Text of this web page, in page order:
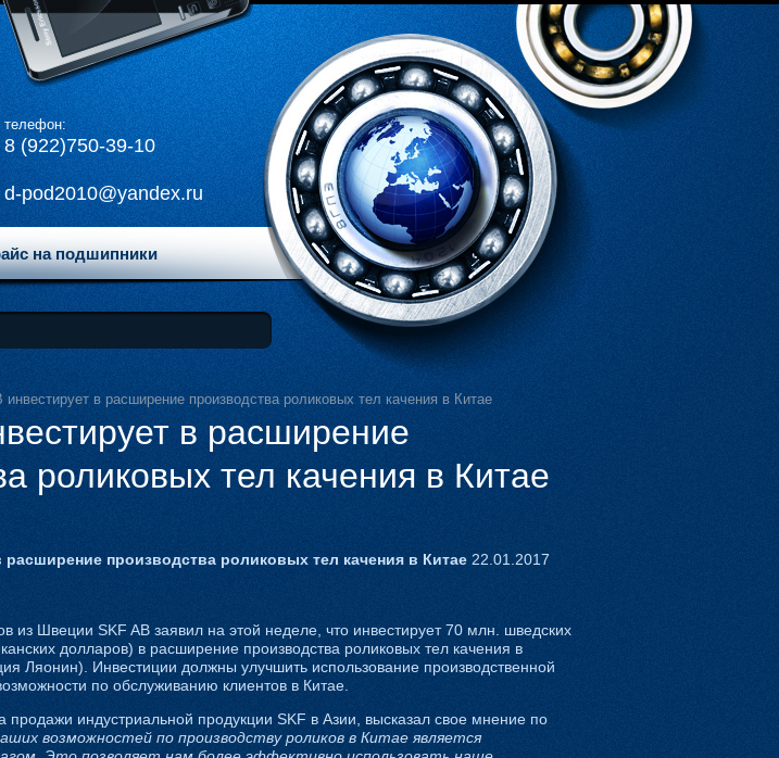
телефон:
8 (922)750-39-10
d-pod2010@yandex.ru
на подшипники
в расширение производства роликовых тел качения в Китае
в расширение
роликовых тел качения в Китае
расширение производства роликовых тел качения в Китае 22.01.2017
из Швеции SKF AB заявил на этой неделе, что инвестирует 70 млн. шведских
долларов) в расширение производства роликовых тел качения в
Ляонин). Инвестиции должны улучшить использование производственной
по обслуживанию клиентов в Китае.
продажи индустриальной продукции SKF в Азии, высказал свое мнение по
возможностей по производству роликов в Китае является